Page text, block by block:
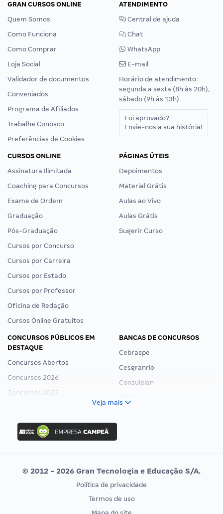
GRAN CURSOS ONLINE
Quem Somos
Como Funciona
Como Comprar
Loja Social
Validador de documentos
Conveniados
Programa de Afiliados
Trabalhe Conosco
Preferências de Cookies
ATENDIMENTO
Central de ajuda
Chat
WhatsApp
E-mail
Horário de atendimento:
segunda a sexta (8h às 20h),
sábado (9h às 13h).
Foi aprovado?
Envie-nos a sua história!
CURSOS ONLINE
Assinatura Ilimitada
Coaching para Concursos
Exame de Ordem
Graduação
Pós-Graduação
Cursos por Concurso
Cursos por Carreira
Cursos por Estado
Cursos por Professor
Oficina de Redação
Cursos Online Gratuitos
PÁGINAS ÚTEIS
Depoimentos
Material Grátis
Aulas ao Vivo
Aulas Grátis
Sugerir Curso
CONCURSOS PÚBLICOS EM
DESTAQUE
Concursos Abertos
Concursos 2026
Concursos 2025
Concurso Ibama
Concurso MPU
Editais publicados
BANCAS DE CONCURSOS
Cebraspe
Cesgranrio
Consulplan
Vunesp
CONCURSOS POR PROFISSÃO
EXAME DE ORDEM
Veja mais
© 2012 - 2026 Gran Tecnologia e Educação S/A.
Política de privacidade
Termos de uso